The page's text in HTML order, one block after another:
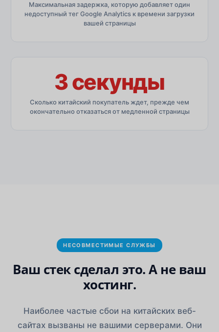
Максимальная задержка, которую добавляет один
недоступный тег Google Analytics к времени загрузки
вашей страницы
3 секунды
Сколько китайский покупатель ждет, прежде чем
окончательно отказаться от медленной страницы
НЕСОВМЕСТИМЫЕ СЛУЖБЫ
Ваш стек сделал это. А не ваш
хостинг.
Наиболее частые сбои на китайских веб-
сайтах вызваны не вашими серверами. Они